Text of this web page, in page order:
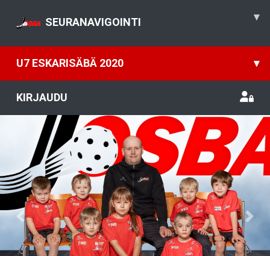
SEURANAVIGOINTI ▾
U7 ESKARISÄBÄ 2020 ▾
KIRJAUDU
Previous